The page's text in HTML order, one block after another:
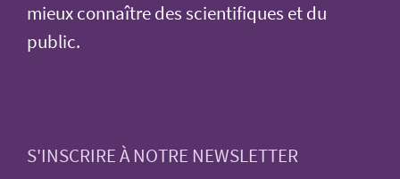
mieux connaître des scientifiques et du
public.
S'INSCRIRE À NOTRE NEWSLETTER